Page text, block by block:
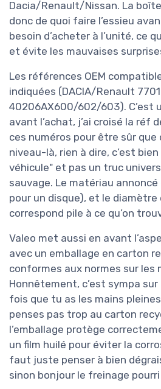
Dacia/Renault/Nissan. La
donc de quoi faire l’essieu
besoin d’acheter à l’unité, ce
et évite les mauvaises
Les références OEM
indiquées (DACIA/Renault
40206AX600/602/603). C’est
avant l’achat, j’ai croisé la réf
ces numéros pour être sûr que
niveau-là, rien à dire, c’est
véhicule" et pas un truc
sauvage. Le matériau
pour un disque), et le
correspond pile à ce qu’on
Valeo met aussi en avant
avec un emballage en carton
conformes aux normes sur les
Honnêtement, c’est sympa
fois que tu as les mains
penses pas trop au carton
l’emballage protège
un film huilé pour éviter la
faut juste penser à bien
sinon bonjour le freinage